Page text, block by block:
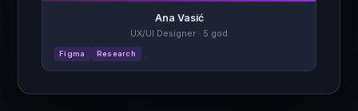
Ana Vasić
UX/UI Designer · 5 god
Figma Research